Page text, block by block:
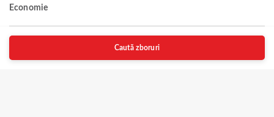
Economie
Caută zboruri